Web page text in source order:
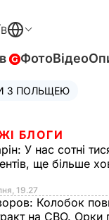
ФотоВідео
З ПОЛЬЩЕЮ
БЛОГИ
У нас сотні
ще більше
19.27
Колобок
на СВО. Орки